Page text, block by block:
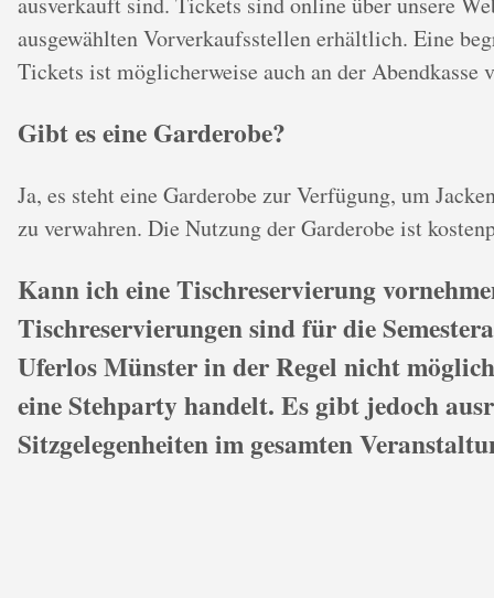
ausgewählten Vorverkaufsstellen erhältlich. Eine
Tickets ist möglicherweise auch an der Abendkasse
Gibt es eine Garderobe?
Ja, es steht eine Garderobe zur Verfügung, um
zu verwahren. Die Nutzung der Garderobe ist
Kann ich eine Tischreservierung
Tischreservierungen sind für die
Uferlos Münster in der Regel nicht
eine Stehparty handelt. Es gibt jedoch
Sitzgelegenheiten im gesamten